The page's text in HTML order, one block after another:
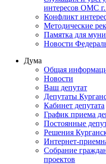
интересов ОМС г.
Конфликт
Методические
Памятка для
Новости
Дума
Общая
Новости
Ваш депутат
Депутаты
Кабинет депутата
График приема
Постоянные
Решения
Интернет-
Собрание
проектов